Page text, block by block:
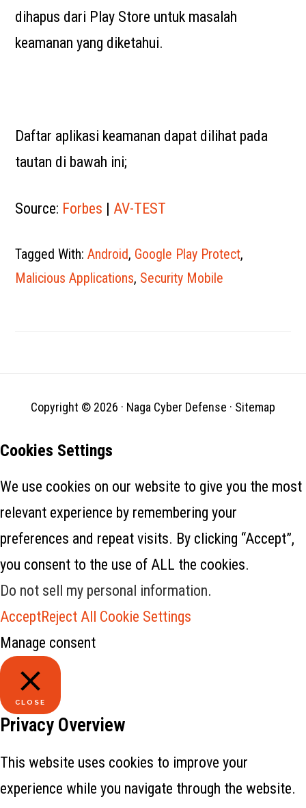
dihapus dari Play Store untuk masalah
keamanan yang diketahui.
Daftar aplikasi keamanan dapat dilihat pada
tautan di bawah ini;
Source: Forbes | AV-TEST
Tagged With:Android, Google Play Protect,
Malicious Applications, Security Mobile
Copyright © 2026 · Naga Cyber Defense · Sitemap
Cookies Settings
We use cookies on our website to give you the most
relevant experience by remembering your
preferences and repeat visits. By clicking “Accept”,
you consent to the use of ALL the cookies.
Do not sell my personal information.
AcceptReject All Cookie Settings
Manage consent
CLOSE
Privacy Overview
This website uses cookies to improve your
experience while you navigate through the website.